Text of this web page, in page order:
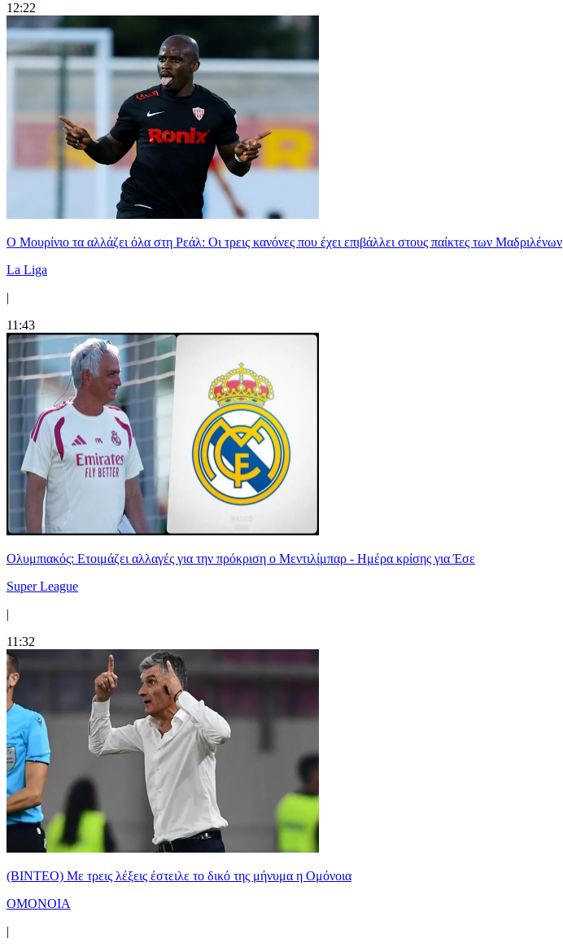
12:22
Ο Μουρίνιο τα αλλάζει όλα στη Ρεάλ: Οι τρεις κανόνες που έχει επιβάλλει στους παίκτες των Μαδριλένων
La Liga
|
11:43
Ολυμπιακός: Ετοιμάζει αλλαγές για την πρόκριση ο Μεντιλίμπαρ - Ημέρα κρίσης για Έσε
Super League
|
11:32
(ΒΙΝΤΕΟ) Με τρεις λέξεις έστειλε το δικό της μήνυμα η Ομόνοια
ΟΜΟΝΟΙΑ
|